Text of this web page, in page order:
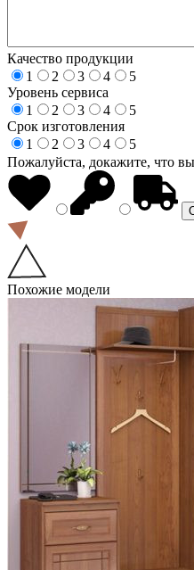
Качество продукции
1
2 3 4
5
Уровень сервиса
1
2 3 4
5
Срок изготовления
1
2 3 4
5
Пожалуйста, докажите, что
Похожие модели